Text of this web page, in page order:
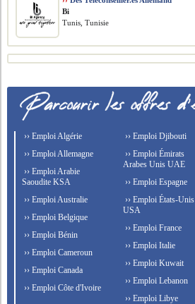
Bi
Tunis, Tunisie
›› Emploi Algérie
›› Emploi Allemagne
›› Emploi Arabie
Saoudite KSA
›› Emploi Australie
›› Emploi Belgique
›› Emploi Bénin
›› Emploi Cameroun
›› Emploi Canada
›› Emploi Côte d'Ivoire
›› Emploi Djibouti
›› Emploi Émirats
Arabes Unis UAE
›› Emploi Espagne
›› Emploi États-Unis
USA
›› Emploi France
›› Emploi Italie
›› Emploi Kuwait
›› Emploi Lebanon
›› Emploi Libye